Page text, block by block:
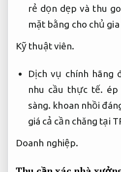
rẻ dọn dẹp và thu
mặt bằng cho chủ
Kỹ thuật viên.
Dịch vụ chính hãng
nhu cầu thực tế. ép
sàng. khoan nhồi
giá cả cần chăng tại
Doanh nghiệp.